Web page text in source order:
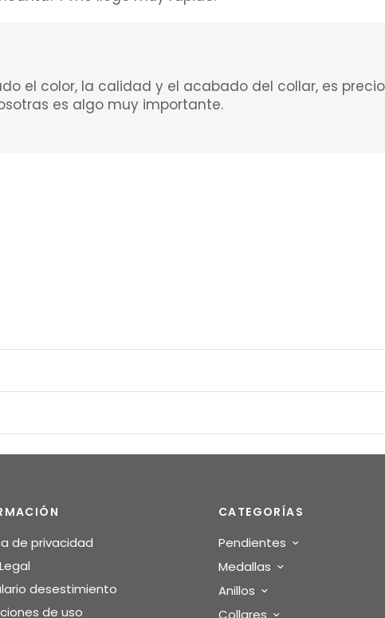
el color, la calidad y el acabado del collar, es
es algo muy importante.
de privacidad
desestimiento
de uso
CATEGORÍAS
Pendientes
Medallas
Anillos
Collares